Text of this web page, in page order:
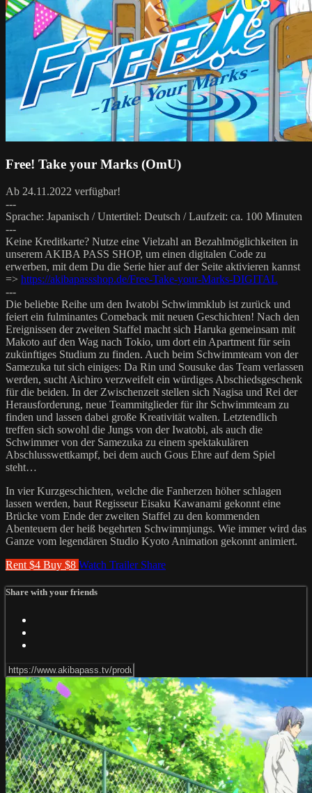
Free! Take your Marks (OmU)
Ab 24.11.2022 verfügbar!
---
Sprache: Japanisch / Untertitel: Deutsch / Laufzeit: ca. 100 Minuten
---
Keine Kreditkarte? Nutze eine Vielzahl an Bezahlmöglichkeiten in
unserem AKIBA PASS SHOP, um einen digitalen Code zu
erwerben, mit dem Du die Serie hier auf der Seite aktivieren kannst
=> https://akibapassshop.de/Free-Take-your-Marks-DIGITAL
---
Die beliebte Reihe um den Iwatobi Schwimmklub ist zurück und
feiert ein fulminantes Comeback mit neuen Geschichten! Nach den
Ereignissen der zweiten Staffel macht sich Haruka gemeinsam mit
Makoto auf den Wag nach Tokio, um dort ein Apartment für sein
zukünftiges Studium zu finden. Auch beim Schwimmteam von der
Samezuka tut sich einiges: Da Rin und Sousuke das Team verlassen
werden, sucht Aichiro verzweifelt ein würdiges Abschiedsgeschenk
für die beiden. In der Zwischenzeit stellen sich Nagisa und Rei der
Herausforderung, neue Teammitglieder für ihr Schwimmteam zu
finden und lassen dabei große Kreativität walten. Letztendlich
treffen sich sowohl die Jungs von der Iwatobi, als auch die
Schwimmer von der Samezuka zu einem spektakulären
Abschlusswettkampf, bei dem auch Gous Ehre auf dem Spiel
steht…
In vier Kurzgeschichten, welche die Fanherzen höher schlagen
lassen werden, baut Regisseur Eisaku Kawanami gekonnt eine
Brücke vom Ende der zweiten Staffel zu den kommenden
Abenteuern der heiß begehrten Schwimmjungs. Wie immer wird das
Ganze vom legendären Studio Kyoto Animation gekonnt animiert.
Rent $4 Buy $8 Watch Trailer Share
Share with your friends